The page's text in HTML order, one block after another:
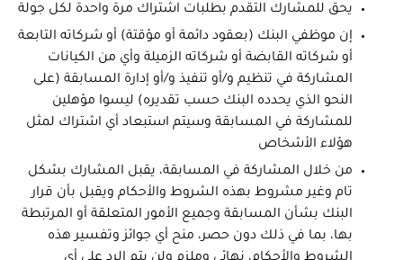
يحق للمشارك التقدم بطلبات اشتراك مرة واحدة لكل جولة
إن موظفي البنك (بعقود دائمة أو مؤقتة) أو شركاته التابعة
أو شركاته القابضة أو شركاته الزميلة وأي من الكيانات
المشاركة في تنظيم و/أو تنفيذ و/أو إدارة المسابقة (على
النحو الذي يحدده البنك حسب تقديره) ليسوا مؤهلين
للمشاركة في المسابقة وسيتم استبعاد أي اشتراك لمثل
هؤلاء الأشخاص
من خلال المشاركة في المسابقة، يقبل المشارك بشكل
تام وغير مشروط بهذه الشروط والأحكام ويقبل بأن قرار
البنك بشأن المسابقة وجميع الأمور المتعلقة أو المرتبطة
بها، بما في ذلك دون حصر، منح أي جوائز وتفسير هذه